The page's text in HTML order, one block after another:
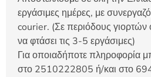
εργάσιμες ημέρες, με
courier. (Σε περιόδους γιορτών
να φτάσει τις 3-5 εργάσιμες)
Για οποιαδήποτε πληροφορία
στο 2510222805 ή/και στο